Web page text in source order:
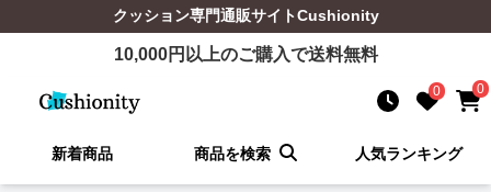
クッション専門通販サイトCushionity
10,000円以上のご購入で送料無料
0 0
新着商品 商品を検索 人気ランキング